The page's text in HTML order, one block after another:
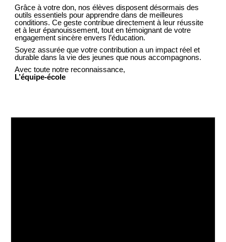
Grâce à votre don, nos élèves disposent désormais des
outils essentiels pour apprendre dans de meilleures
conditions. Ce geste contribue directement à leur réussite
et à leur épanouissement, tout en témoignant de votre
engagement sincère envers l’éducation.
Soyez assurée que votre contribution a un impact réel et
durable dans la vie des jeunes que nous accompagnons.
Avec toute notre reconnaissance,
L’équipe-école